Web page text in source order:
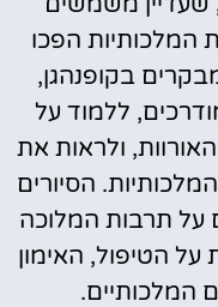
המלכותיות הפכו
בקופנהגן,
ללמוד על
ולראות את
הסיורים
על תרבות המלוכה
על הטיפול, האימון
המלכותיים.